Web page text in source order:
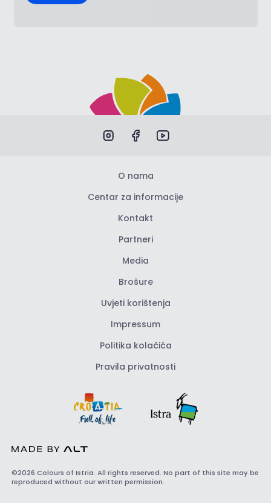
O nama
Centar za informacije
Kontakt
Partneri
Media
Brošure
Uvjeti korištenja
Impressum
Politika kolačića
Pravila privatnosti
©2026 Colours of Istria. All rights reserved. No part of this site may be
reproduced without our written permission.